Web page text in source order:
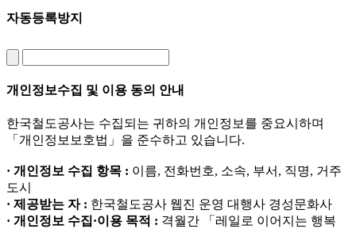
자동등록방지
개인정보수집 및 이용 동의 안내
한국철도공사는 수집되는 귀하의 개인정보를 중요시하며
「개인정보보호법」을 준수하고 있습니다.
· 개인정보 수집 항목 : 이름, 전화번호, 소속, 부서, 직명, 거주
도시
· 제공받는 자 : 한국철도공사 웹진 운영 대행사 경성문화사
· 개인정보 수집·이용 목적 : 격월간 「레일로 이어지는 행복